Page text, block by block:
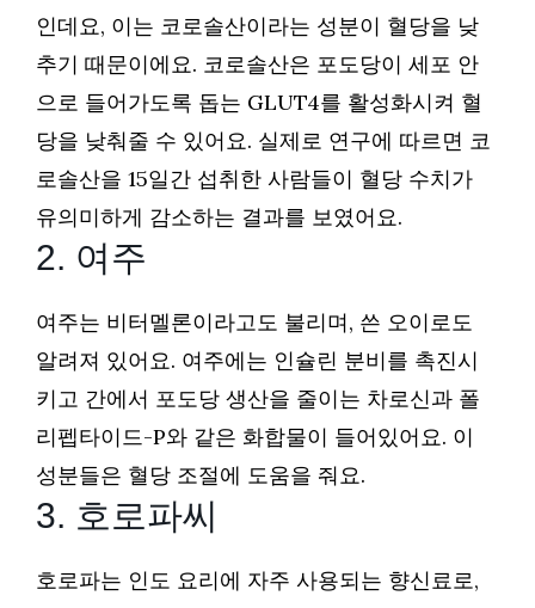
인데요, 이는 코로솔산이라는 성분이 혈당을 낮
추기 때문이에요. 코로솔산은 포도당이 세포 안
으로 들어가도록 돕는 GLUT4를 활성화시켜 혈
당을 낮춰줄 수 있어요. 실제로 연구에 따르면 코
로솔산을 15일간 섭취한 사람들이 혈당 수치가
유의미하게 감소하는 결과를 보였어요.
2. 여주
여주는 비터멜론이라고도 불리며, 쓴 오이로도
알려져 있어요. 여주에는 인슐린 분비를 촉진시
키고 간에서 포도당 생산을 줄이는 차로신과 폴
리펩타이드-P와 같은 화합물이 들어있어요. 이
성분들은 혈당 조절에 도움을 줘요.
3. 호로파씨
호로파는 인도 요리에 자주 사용되는 향신료로,